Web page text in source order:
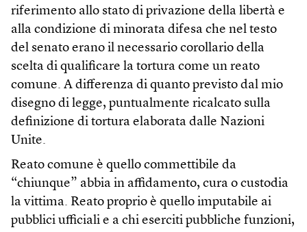
riferimento allo stato di privazione della libertà e
alla condizione di minorata difesa che nel testo
del senato erano il necessario corollario della
scelta di qualificare la tortura come un reato
comune. A differenza di quanto previsto dal mio
disegno di legge, puntualmente ricalcato sulla
definizione di tortura elaborata dalle Nazioni
Unite.
Reato comune è quello commettibile da
“chiunque” abbia in affidamento, cura o custodia
la vittima. Reato proprio è quello imputabile ai
pubblici ufficiali e a chi eserciti pubbliche funzioni,